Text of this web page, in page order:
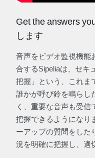
Get the answers
します
音声をビデオ監視機能
合するSipeliaは、セキ
把握」という、これま
誰かが呼び鈴を鳴らし
く、重要な音声も受信
把握できるようになり
ーアップの質問をした
況を明確に把握し、適